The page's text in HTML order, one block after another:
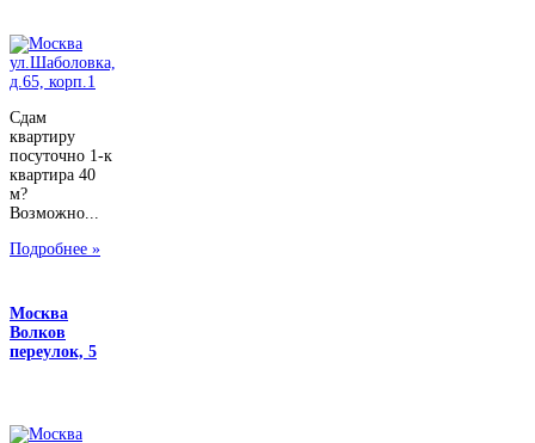
Сдам
квартиру
посуточно 1-к
квартира 40
м?
Возможно...
Подробнее »
Москва
Волков
переулок, 5